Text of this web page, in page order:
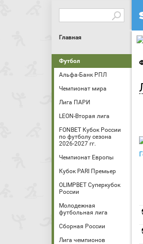
Главная
Футбол
Альфа-Банк РПЛ
Чемпионат мира
Лига ПАРИ
LEON-Вторая лига
FONBET Кубок России
по футболу сезона
2026-2027 гг.
Чемпионат Европы
Кубок PARI Премьер
OLIMPBET Суперкубок
России
Молодежная
футбольная лига
Сборная России
Лига чемпионов